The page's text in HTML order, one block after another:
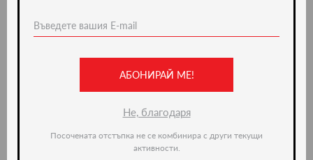
-50%
АБОНИРАЙ МЕ!
Не, благодаря
Посочената отстъпка не се комбинира с други текущи
активности.